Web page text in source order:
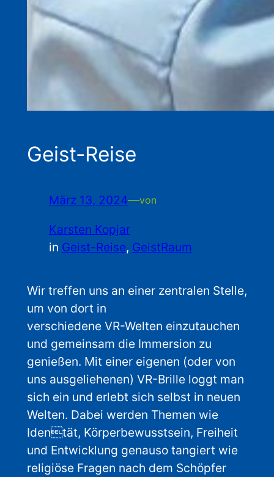
Geist-Reise
März 13, 2024—von
Karsten Kopjar
in Geist-Reise, GeistRaum
Wir treffen uns an einer zentralen Stelle,
um von dort in
verschiedene VR-Welten einzutauchen
und gemeinsam die Immersion zu
genießen. Mit einer eigenen (oder von
uns ausgeliehenen) VR-Brille loggt man
sich ein und erlebt sich selbst in neuen
Welten. Dabei werden Themen wie
Identät, Körperbewusstsein, Freiheit
und Entwicklung genauso tangiert wie
religiöse Fragen nach dem Schöpfer